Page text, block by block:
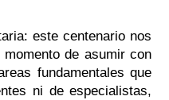
este centenario nos
de asumir con
fundamentales que
ni de especialistas,